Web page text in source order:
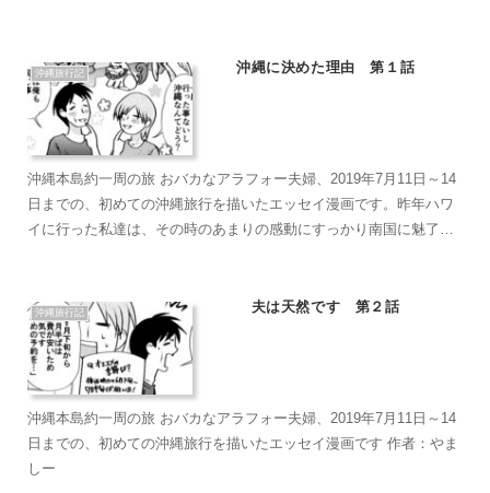
→イオンモール・ライカム沖縄店→シルミチューの墓→ぬちまーす
製塩ファクトリー→伊計ビーチ→カフェ・くるくま→斎場御嶽→お
きなわワールド→雪花の郷→国際通り
沖縄旅行記 沖縄に決めた理由 第１話
沖縄本島約一周の旅 おバカなアラフォー夫婦、2019年7月11日～14
日までの、初めての沖縄旅行を描いたエッセイ漫画です。昨年ハワ
イに行った私達は、その時のあまりの感動にすっかり南国に魅了さ
ブックで準備を始めます。
沖縄旅行記 夫は天然です 第２話
沖縄本島約一周の旅 おバカなアラフォー夫婦、2019年7月11日～14
日までの、初めての沖縄旅行を描いたエッセイ漫画です 作者：やま
しー